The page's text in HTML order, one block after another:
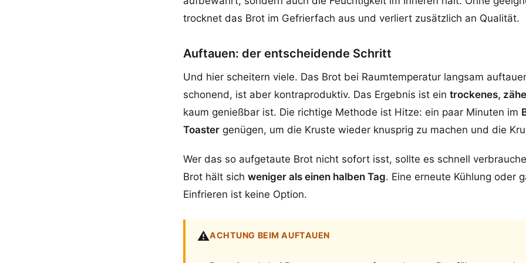
trocknet das Brot im Gefrierfach aus und verliert zusätzlich an Qualität.
Auftauen: der entscheidende Schritt
Und hier scheitern viele. Das Brot bei Raumtemperatur langsam
schonend, ist aber kontraproduktiv. Das Ergebnis ist ein trockenes,
kaum genießbar ist. Die richtige Methode ist Hitze: ein paar Minuten im
Toaster genügen, um die Kruste wieder knusprig zu machen und die
Wer das so aufgetaute Brot nicht sofort isst, sollte es schnell
Brot hält sich weniger als einen halben Tag. Eine erneute Kühlung oder
Einfrieren ist keine Option.
⚠️ACHTUNG BEIM AUFTAUEN